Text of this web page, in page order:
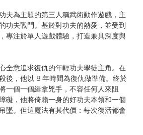
夫為主題的第三人稱武術動作遊戲，主
功夫戰鬥。基於對功夫的熱愛，並受到
專注於單人遊戲體驗，打造兼具深度與
意追求復仇的年輕功夫學徒主角。在
後，他以 8 年時間為復仇做準備。終於
一個一個緝拿兇手，不容任何人來阻
礙，他將倚賴一身的好功夫本領和一個
墜。但這魔法有其代價：每次復活都會